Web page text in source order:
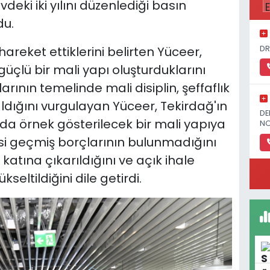
iki yılını düzenlediği basın
ettiklerini belirten Yüceer,
bir mali yapı oluşturduklarını
temelinde mali disiplin, şeffaflık
vurgulayan Yüceer, Tekirdağ'ın
örnek gösterilecek bir mali yapıya
borçlarının bulunmadığını
çıkarıldığını ve açık ihale
dile getirdi.